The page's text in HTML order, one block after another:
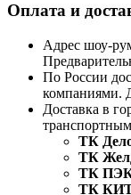
Оплата и
Адрес шоу-
По России
компаниями.
Доставка в
ТК
ТК
ТК
ТК